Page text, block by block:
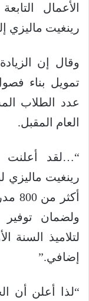
رينغيت ماليزي إلى 900 مليون رينغيت
وقال إن
تمويل بناء
عدد الطلاب
العام المقبل.
ولضمان
لتلاميذ السنة
إضافي.”
“لذا أعلن أن